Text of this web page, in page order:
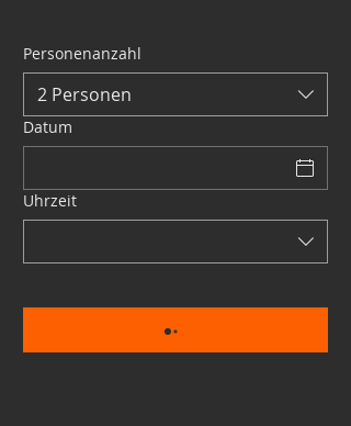
Personenanzahl
2 Personen
Datum
Uhrzeit